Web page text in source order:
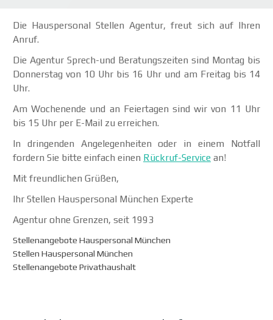
Die Hauspersonal Stellen Agentur, freut sich auf Ihren
Anruf.
Die Agentur Sprech-und Beratungszeiten sind Montag bis
Donnerstag von 10 Uhr bis 16 Uhr und am Freitag bis 14
Uhr.
Am Wochenende und an Feiertagen sind wir von 11 Uhr
bis 15 Uhr per E-Mail zu erreichen.
In dringenden Angelegenheiten oder in einem Notfall
fordern Sie bitte einfach einen Rückruf-Service an!
Mit freundlichen Grüßen,
Ihr Stellen Hauspersonal München Experte
Agentur ohne Grenzen, seit 1993
Stellenangebote Hauspersonal München
Stellen Hauspersonal München
Stellenangebote Privathaushalt